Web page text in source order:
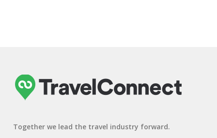
Together we lead the travel industry forward.